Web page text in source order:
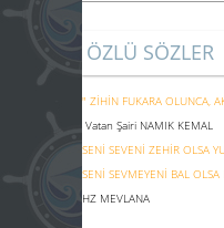
ÖZLÜ SÖZLER
" ZİHİN FUKARA OLUNCA,
Vatan Şairi NAMIK KEMAL
SENİ SEVENİ ZEHİR OLSA
SENİ SEVMEYENİ BAL OLSA
HZ MEVLANA